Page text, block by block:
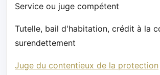
Service ou juge compétent
Tutelle, bail d'habitation, crédit à la
surendettement
Juge du contentieux de la protection